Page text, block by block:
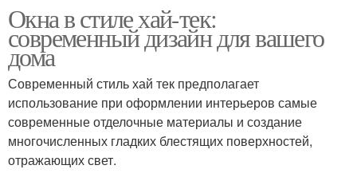
Окна в стиле хай-тек:
современный дизайн для вашего
дома
Современный стиль хай тек предполагает
использование при оформлении интерьеров самые
современные отделочные материалы и создание
многочисленных гладких блестящих поверхностей,
отражающих свет.